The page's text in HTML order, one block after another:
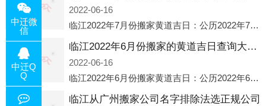
2022-06-16
临江2022年7月份搬家黄道吉日：公历2022年7月6日 农历六月初八 星期三 冲虎(甲寅)公历2022年7月12日 农历六月十四 星期二 冲猴(庚申)公历2022年7月13日 农历六月十五 星期三 冲鸡
临江2022年6月份搬家的黄道吉日查询大全一览表哪天适合搬家好日子
2022-06-16
临江2022年6月份搬家黄道吉日：公历2022年6月1日 农历五月初三 星期三 冲兔(己卯)公历2022年6月4日 农历五月初六 星期六 冲马(壬午)公历2022年6月8日 农历五月初十 星期三 冲狗(丙
临江从广州搬家公司名字排除法选正规公司
中迁微
信
中迁Q
Q